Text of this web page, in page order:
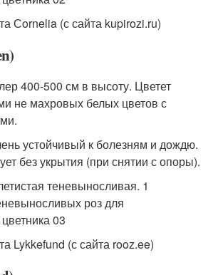
Сornelia (с сайта kupirozi.ru)
400-500 см в высоту. Цветет
не махровых белых цветов с
устойчивый к болезням и дождю.
без укрытия (при снятии с опоры).
Lykkefund (с сайта rooz.ee)